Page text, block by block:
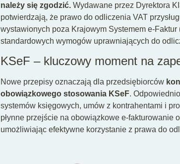
należy się zgodzić. Wydawane przez Dyrektora
potwierdzają, że prawo do odliczenia VAT
wystawionych poza Krajowym Systemem e-Faktur
standardowych wymogów uprawniających do
KSeF – kluczowy moment na
Nowe przepisy oznaczają dla przedsiębiorców
obowiązkowego stosowania KSeF.
systemów księgowych, umów z kontrahentami i
płynne przejście na obowiązkowe e-fakturowanie
umożliwiając efektywne korzystanie z prawa do